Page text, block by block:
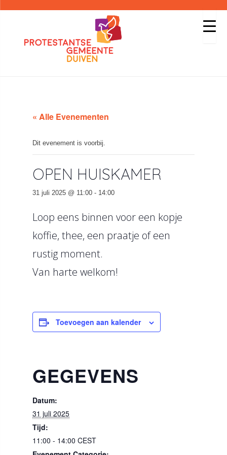
« Alle Evenementen
Dit evenement is voorbij.
OPEN HUISKAMER
31 juli 2025 @ 11:00 - 14:00
Loop eens binnen voor een kopje
koffie, thee, een praatje of een
rustig moment.
Van harte welkom!
Toevoegen aan kalender
GEGEVENS
Datum:
31 juli 2025
Tijd:
11:00 - 14:00 CEST